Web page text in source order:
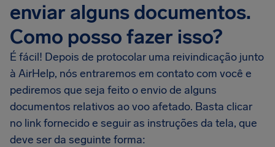
enviar alguns documentos.
Como posso fazer isso?
É fácil! Depois de protocolar uma reivindicação junto
à AirHelp, nós entraremos em contato com você e
pediremos que seja feito o envio de alguns
documentos relativos ao voo afetado. Basta clicar
no link fornecido e seguir as instruções da tela, que
deve ser da seguinte forma: